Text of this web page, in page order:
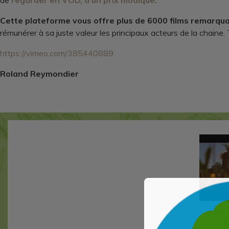
Cette plateforme vous offre plus de 6000 films
rémunérer à sa juste valeur les principaux acteurs de la
https://vimeo.com/385440889
Roland Reymondier
Film